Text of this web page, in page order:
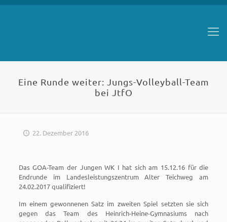
Eine Runde weiter: Jungs-Volleyball-Team
bei JtfO
22. Dezember 2016
Das GOA-Team der Jungen WK I hat sich am 15.12.16 für die
Endrunde im Landesleistungszentrum Alter Teichweg am
24.02.2017 qualifiziert!
Im einem gewonnenen Satz im zweiten Spiel setzten sie sich
gegen das Team des Heinrich-Heine-Gymnasiums nach